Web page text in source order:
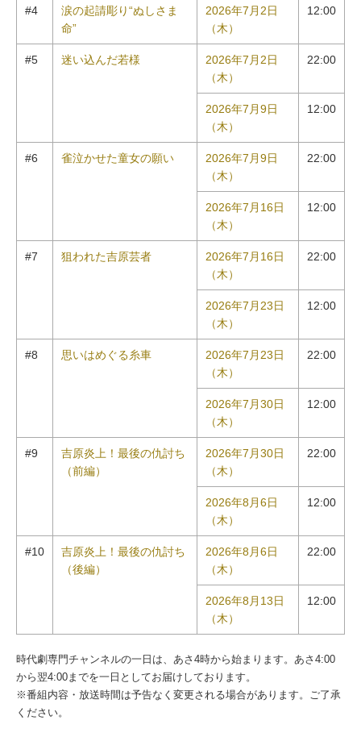
#4
涙の起請彫り“ぬしさま
命”
2026年7月2日
（木）
12:00
#5 迷い込んだ若様
2026年7月2日
（木）
22:00
2026年7月9日
（木）
12:00
#6 雀泣かせた童女の願い
2026年7月9日
（木）
22:00
2026年7月16日
（木）
12:00
#7 狙われた吉原芸者
2026年7月16日
（木）
22:00
2026年7月23日
（木）
12:00
#8 思いはめぐる糸車
2026年7月23日
（木）
22:00
2026年7月30日
（木）
12:00
#9
吉原炎上！最後の仇討ち
（前編）
2026年7月30日
（木）
22:00
2026年8月6日
（木）
12:00
#10
吉原炎上！最後の仇討ち
（後編）
2026年8月6日
（木）
22:00
2026年8月13日
（木）
12:00
時代劇専門チャンネルの一日は、あさ4時から始まります。あさ4:00
から翌4:00までを一日としてお届けしております。
※番組内容・放送時間は予告なく変更される場合があります。ご了承
ください。